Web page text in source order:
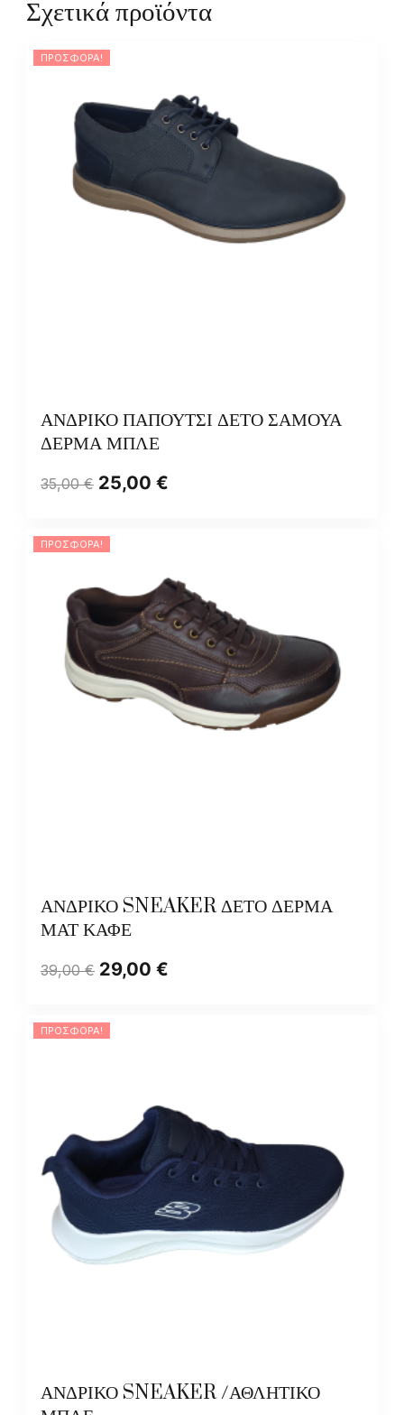
Σχετικά προϊόντα
ΠΡΟΣΦΟΡΆ!
ΑΝΔΡΙΚΟ ΠΑΠΟΥΤΣΙ ΔΕΤΟ ΣΑΜΟΥΑ
ΔΕΡΜΑ ΜΠΛΕ
35,00€ 25,00 €
ΠΡΟΣΦΟΡΆ!
ΑΝΔΡΙΚΟ SNEAKER ΔΕΤΟ ΔΕΡΜΑ
ΜΑΤ ΚΑΦΕ
39,00€ 29,00 €
ΠΡΟΣΦΟΡΆ!
ΑΝΔΡΙΚΟ SNEAKER /ΑΘΛΗΤΙΚΟ